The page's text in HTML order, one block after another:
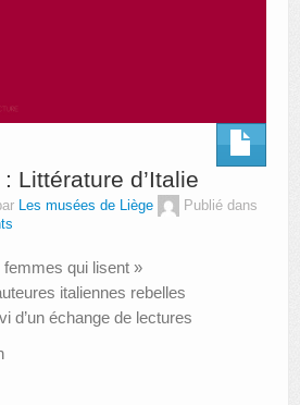
Littérature d’Italie
Les musées de Liège
Publié dans
qui lisent »
italiennes rebelles
d’un échange de lectures